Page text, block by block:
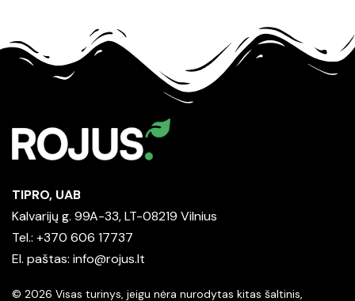
TIPRO, UAB
Kalvarijų g. 99A-33, LT-08219 Vilnius
Tel.: +370 606 17737
El. paštas: info@rojus.lt
© 2026 Visas turinys, jeigu nėra nurodytas kitas šaltinis,